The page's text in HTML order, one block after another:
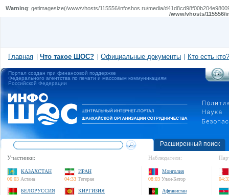
Warning: getimagesize(/www/vhosts/115556/infoshos.ru/media/
/www/vhosts/
Главная Что такое ШОС? Официальные документы Кто есть кто?
Портал создан при финансовой поддержке
Федерального агентства по печати и массовым коммуникациям
Российской Федерации
Расширенный поиск
Участники:
КАЗАХСТАН
06:03 Астана
ИРАН
04:33 Тегеран
БЕЛОРУССИЯ
КИРГИЗИЯ
Наблюдатели:
Монголия
08:03 Улан-Батор
Афганистан